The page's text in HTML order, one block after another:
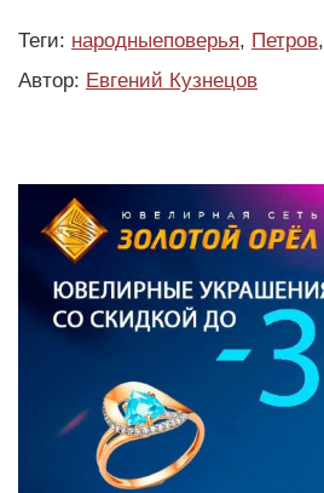
Теги: народныеповерья, Петров,
Автор: Евгений Кузнецов